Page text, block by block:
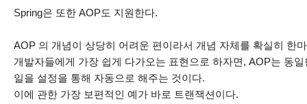
Spring은 또한 AOP도 지원한다.
AOP 의 개념이 상당히 어려운 편이라서 개념 자체를 확실히 한
개발자들에게 가장 쉽게 다가오는 표현으로 하자면, AOP는 동
일을 설정을 통해 자동으로 해주는 것이다.
이에 관한 가장 보편적인 예가 바로 트랜잭션이다.